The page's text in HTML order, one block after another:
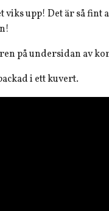
upp! Det är så fint
på undersidan av
i ett kuvert.